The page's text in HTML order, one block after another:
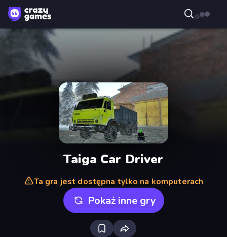
Taiga Car Driver
Ta gra jest dostępna tylko na komputerach
Pokaż inne gry